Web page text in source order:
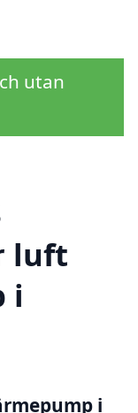
utan
luft
i
i